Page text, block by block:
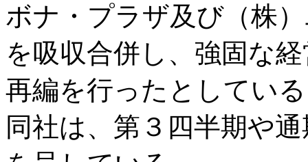
ボナ・プラザ及び（株
を吸収合併し、強固な
再編を行ったとしてい
同社は、第３四半期や